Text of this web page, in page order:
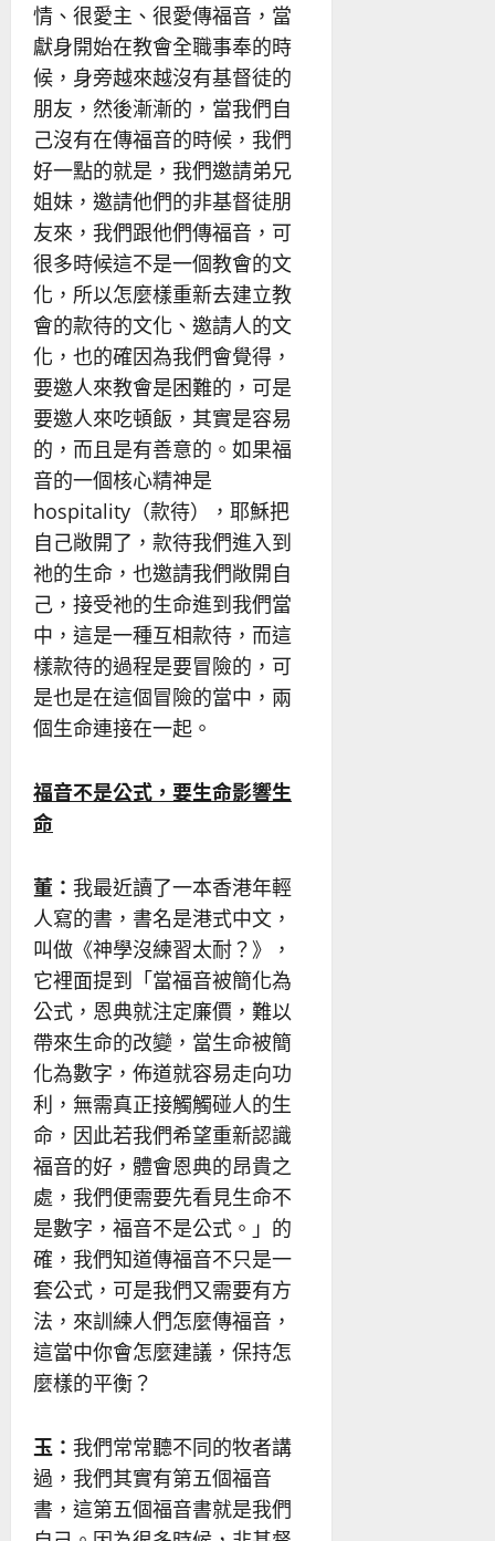
情、很愛主、很愛傳福音，當
獻身開始在教會全職事奉的時
候，身旁越來越沒有基督徒的
朋友，然後漸漸的，當我們自
己沒有在傳福音的時候，我們
好一點的就是，我們邀請弟兄
姐妹，邀請他們的非基督徒朋
友來，我們跟他們傳福音，可
很多時候這不是一個教會的文
化，所以怎麼樣重新去建立教
會的款待的文化、邀請人的文
化，也的確因為我們會覺得，
要邀人來教會是困難的，可是
要邀人來吃頓飯，其實是容易
的，而且是有善意的。如果福
音的一個核心精神是
hospitality（款待），耶穌把
自己敞開了，款待我們進入到
祂的生命，也邀請我們敞開自
己，接受祂的生命進到我們當
中，這是一種互相款待，而這
樣款待的過程是要冒險的，可
是也是在這個冒險的當中，兩
個生命連接在一起。
福音不是公式，要生命影響生
命
董： 我最近讀了一本香港年輕
人寫的書，書名是港式中文，
叫做《神學沒練習太耐？》，
它裡面提到「當福音被簡化為
公式，恩典就注定廉價，難以
帶來生命的改變，當生命被簡
化為數字，佈道就容易走向功
利，無需真正接觸觸碰人的生
命，因此若我們希望重新認識
福音的好，體會恩典的昂貴之
處，我們便需要先看見生命不
是數字，福音不是公式。」的
確，我們知道傳福音不只是一
套公式，可是我們又需要有方
法，來訓練人們怎麼傳福音，
這當中你會怎麼建議，保持怎
麼樣的平衡？
玉： 我們常常聽不同的牧者講
過，我們其實有第五個福音
書，這第五個福音書就是我們